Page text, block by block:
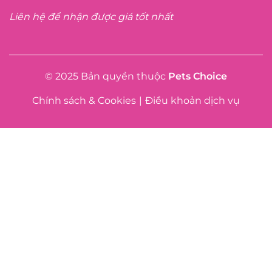
Liên hệ để nhận được giá tốt nhất
© 2025 Bản quyền thuộc Pets Choice
Chính sách & Cookies | Điều khoản dịch vụ